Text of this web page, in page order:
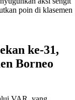
ke-31,
Borneo